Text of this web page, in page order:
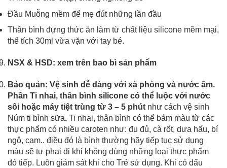
Đầu Muỗng mềm để mẹ đút những lần đầu
Thân bình đựng thức ăn làm từ chất liệu silicone mềm mại,
thể tích 30ml vừa vặn với tay bé.
NSX & HSD: xem trên bao bì sản phẩm
Bảo quản: Vệ sinh dễ dàng với xà phòng và nước ấm.
Phần Ti nhai, thân bình silicone có thể luộc với nước
sôi hoặc máy tiệt trùng từ 3 – 5 phút như cách vệ sinh
Núm ti bình sữa. Ti nhai, thân bình có thể bám màu từ các
thực phẩm có nhiều caroten như: đu đủ, cà rốt, dưa hấu, bí
ngô, cam.. điều đó là bình thường hãy tiếp tục sử dụng
màu sẽ tự phai đi khi không dùng những loại thực phẩm
đó tiếp. Luôn giám sát khi cho Trẻ sử dụng. Khi có dấu